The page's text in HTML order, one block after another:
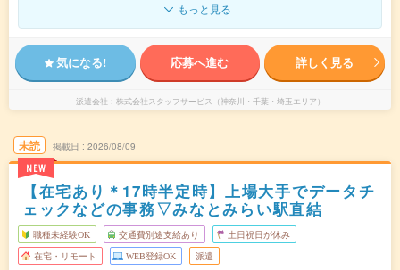
もっと見る
気になる! 応募へ進む 詳しく見る
派遣会社 株式会社スタッフサービス（神奈川・千葉・埼玉エリア）
未読
NEW
掲載日 2026/08/09
【在宅あり＊17時半定時】上場大手でデータチ
ェックなどの事務▽みなとみらい駅直結
職種未経験OK 交通費別途支給あり 土日祝日が休み
在宅・リモート WEB登録OK 派遣